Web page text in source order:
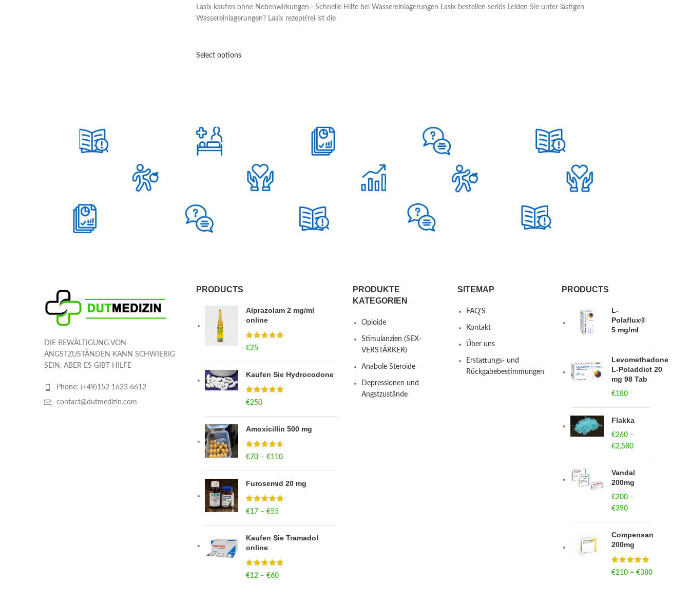
Lasix kaufen ohne Nebenwirkungen– Schnelle Hilfe bei Wassereinlagerungen Lasix bestellen seriös Leiden Sie unter lästigen
Wassereinlagerungen? Lasix rezeptfrei ist die
Select options
DIE BEWÄLTIGUNG VON
ANGSTZUSTÄNDEN KANN SCHWIERIG
SEIN, ABER ES GIBT HILFE
Phone: (+49)152 1623 6612
contact@dutmedizin.com
PRODUCTS
Alprazolam 2 mg/ml
online
€25
Kaufen Sie Hydrocodone
€250
Amoxicillin 500 mg
€70 – €110Price range: €70
Furosemid 20 mg
€17 – €55Price range: €17
Kaufen Sie Tramadol
online
€12 – €60Price range: €12
PRODUKTE
KATEGORIEN
Opioide
Stimulanzien (SEX-
VERSTÄRKER)
Anabole Steroide
Depressionen und
Angstzustände
SITEMAP
FAQ’S
Kontakt
Über uns
Erstattungs- und
Rückgabebestimmungen
PRODUCTS
L-
Polaflux®
5 mg/ml
Levomethadone
L-Poladdict 20
mg 98 Tab
€180
Flakka
€260 –
€2,580
€260
through
Vandal
200mg
€200 –
€390
through
Compensan
200mg
€210 – €380